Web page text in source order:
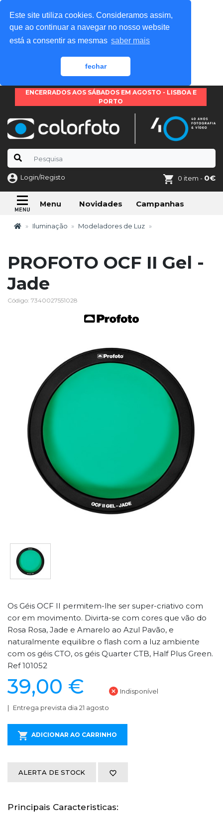
Este site utiliza cookies. Consideramos assim,
que ao continuar a navegar no nosso website
está a consentir as mesmas saber mais
fechar
ENCERRADOS AOS SÁBADOS EM AGOSTO - LISBOA E
PORTO
Login/Registo 0 item - 0€
Menu Novidades Campanhas
Iluminação Modeladores de Luz
PROFOTO OCF II Gel -
Jade
Código: 7340027551028
Os Géis OCF II permitem-lhe ser super-criativo com
cor em movimento. Divirta-se com cores que vão do
Rosa Rosa, Jade e Amarelo ao Azul Pavão, e
naturalmente equilibre o flash com a luz ambiente
com os géis CTO, os géis Quarter CTB, Half Plus Green.
Ref 101052
39,00 € Indisponível
Entrega prevista dia 21 agosto
ADICIONAR AO CARRINHO
ALERTA DE STOCK
Principais Caracteristicas: